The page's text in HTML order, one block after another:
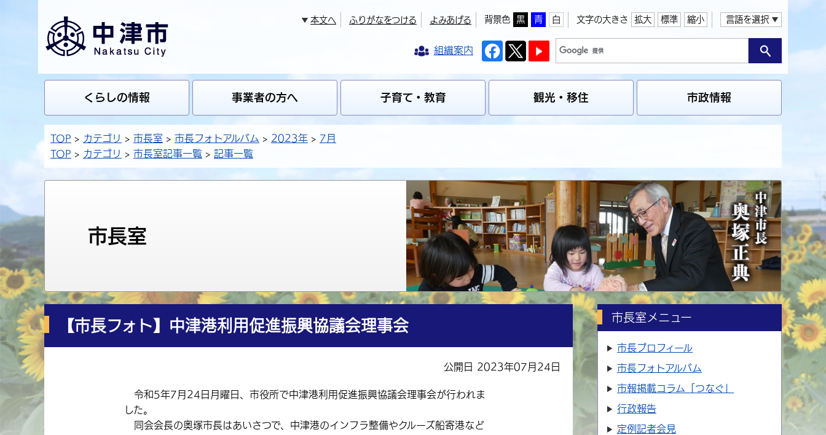
本文へ ふりがなをつける よみあげる 背景色 黒 青 白 文字の大きさ 拡大 標準 縮小 言語を選択
組織案内
くらしの情報 事業者の方へ 子育て・教育 観光・移住 市政情報
TOP カテゴリ 市長室 市長フォトアルバム 2023年
7月
TOP
カテゴリ 市長室記事一覧 記事一覧
市長室
【市長フォト】中津港利用促進振興協議会理事会
公開日 2023年07月24日
令和5年7月24日月曜日、市役所で中津港利用促進振興協議会理事会が行われま
した。
同会会長の奥塚市長はあいさつで、中津港のインフラ整備やクルーズ船寄港など
市長室メニュー
市長プロフィール
市長フォトアルバム
市報掲載コラム「つなぐ」
行政報告
定例記者会見